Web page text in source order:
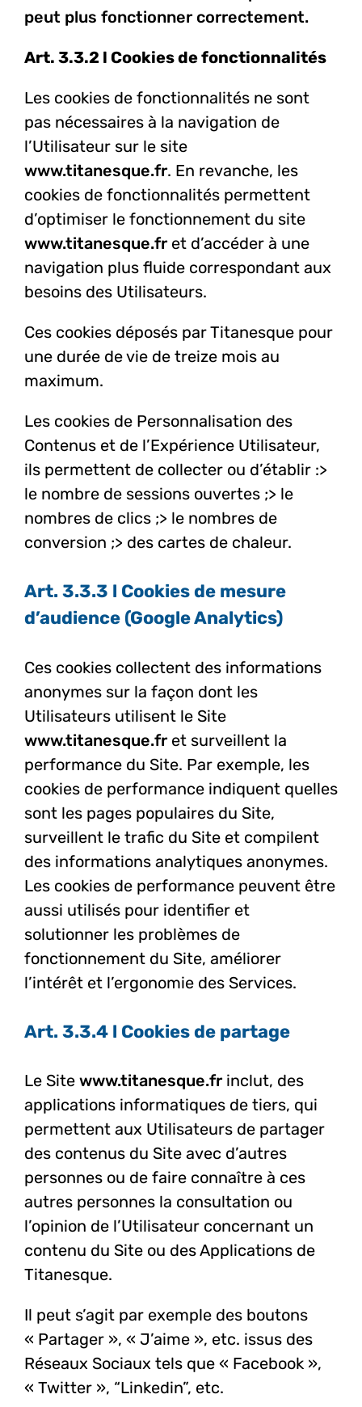
peut plus fonctionner correctement.
Art. 3.3.2 l Cookies de fonctionnalités
Les cookies de fonctionnalités ne sont
pas nécessaires à la navigation de
l’Utilisateur sur le site
www.titanesque.fr. En revanche, les
cookies de fonctionnalités permettent
d’optimiser le fonctionnement du site
www.titanesque.fret d’accéder à une
navigation plus fluide correspondant aux
besoins des Utilisateurs.
Ces cookies déposés par Titanesque pour
une durée de vie de treize mois au
maximum.
Les cookies de Personnalisation des
Contenus et de l’Expérience Utilisateur,
ils permettent de collecter ou d’établir :>
le nombre de sessions ouvertes ;> le
nombres de clics ;> le nombres de
conversion ;> des cartes de chaleur.
Art. 3.3.3 l Cookies de mesure
d’audience (Google Analytics)
Ces cookies collectent des informations
anonymes sur la façon dont les
Utilisateurs utilisent le Site
www.titanesque.fret surveillent la
performance du Site. Par exemple, les
cookies de performance indiquent quelles
sont les pages populaires du Site,
surveillent le trafic du Site et compilent
des informations analytiques anonymes.
Les cookies de performance peuvent être
aussi utilisés pour identifier et
solutionner les problèmes de
fonctionnement du Site, améliorer
l’intérêt et l’ergonomie des Services.
Art. 3.3.4 l Cookies de partage
Le Site www.titanesque.fr inclut, des
applications informatiques de tiers, qui
permettent aux Utilisateurs de partager
des contenus du Site avec d’autres
personnes ou de faire connaître à ces
autres personnes la consultation ou
l’opinion de l’Utilisateur concernant un
contenu du Site ou des Applications de
Titanesque.
Il peut s’agit par exemple des boutons
« Partager », « J’aime », etc. issus des
Réseaux Sociaux tels que « Facebook »,
« Twitter », “Linkedin”, etc.